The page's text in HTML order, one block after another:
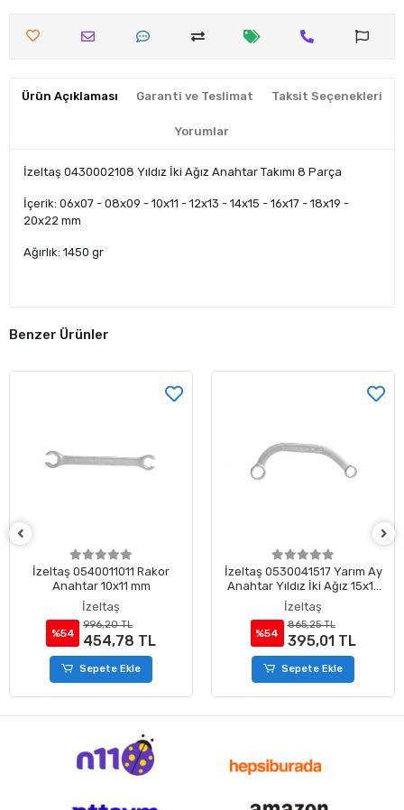
Ürün Açıklaması Garanti ve Teslimat Taksit Seçenekleri
Yorumlar
İzeltaş 0430002108 Yıldız İki Ağız Anahtar Takımı 8 Parça
İçerik: 06x07 - 08x09 - 10x11 - 12x13 - 14x15 - 16x17 - 18x19 -
20x22 mm
Ağırlık: 1450 gr
Benzer Ürünler
İzeltaş 0540011011 Rakor
Anahtar 10x11 mm
İzeltaş
%54
996,20 TL
454,78 TL
Sepete Ekle
İzeltaş 0530041517 Yarım Ay
Anahtar Yıldız İki Ağız 15x17
mm
İzeltaş
%54
865,25 TL
395,01 TL
Sepete Ekle